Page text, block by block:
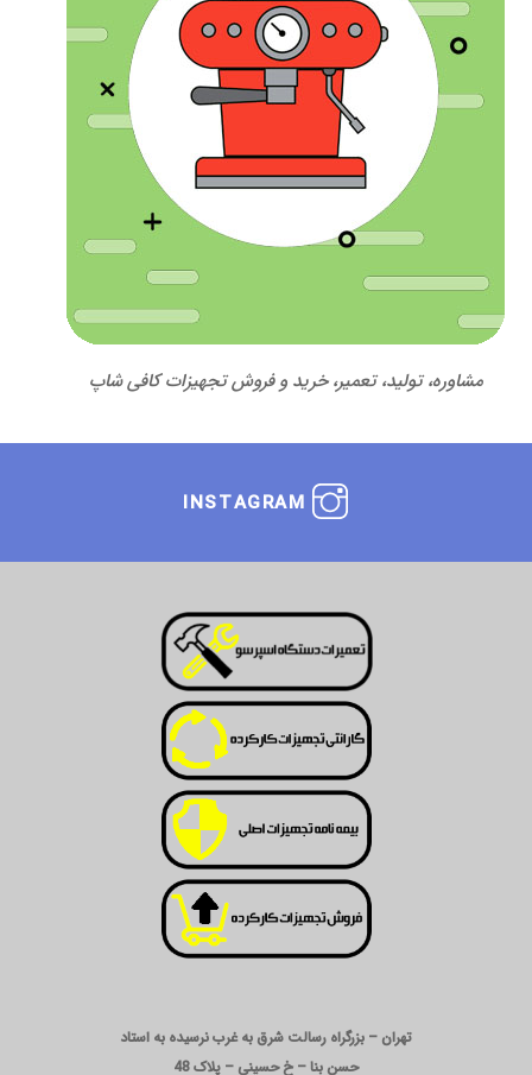
مشاوره، تولید، تعمیر، خرید و فروش تجهیزات کافی شاپ
INSTAGRAM
تهران – بزرگراه رسالت شرق به غرب نرسیده به استاد
حسن بنا – خ حسینی – پلاک 48